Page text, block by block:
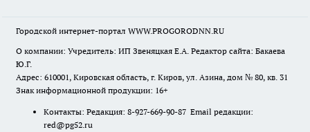
Городской интернет-портал WWW.PROGORODNN.RU
О компании: Учредитель: ИП Звеняцкая Е.А. Редактор сайта: Бакаева
Ю.Г.
Адрес: 610001, Кировская область, г. Киров, ул. Азина, дом № 80, кв. 31
Знак информационной продукции: 16+
Контакты: Редакция: 8-927-669-90-87 Email редакции:
red@pg52.ru